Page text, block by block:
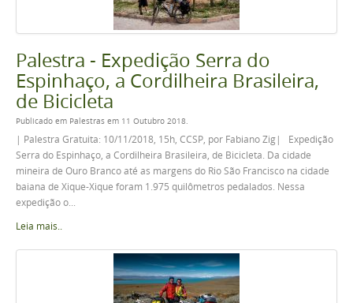
Palestra - Expedição Serra do
Espinhaço, a Cordilheira Brasileira,
de Bicicleta
Publicado em Palestras em 11 Outubro 2018.
| Palestra Gratuita: 10/11/2018, 15h, CCSP, por Fabiano Zig| Expedição
Serra do Espinhaço, a Cordilheira Brasileira, de Bicicleta. Da cidade
mineira de Ouro Branco até as margens do Rio São Francisco na cidade
baiana de Xique-Xique foram 1.975 quilômetros pedalados. Nessa
expedição o...
Leia mais..